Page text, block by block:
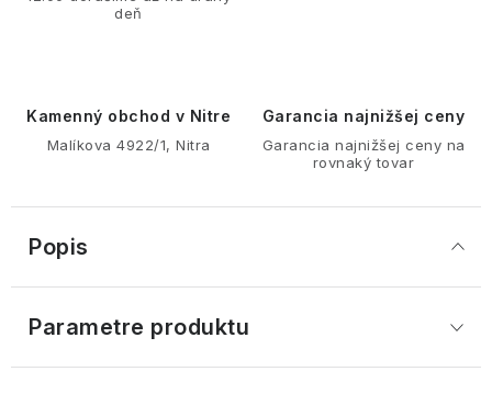
deň
Kamenný obchod v Nitre
Malíkova 4922/1, Nitra
Garancia najnižšej ceny
Garancia najnižšej ceny na
rovnaký tovar
Popis
Parametre produktu